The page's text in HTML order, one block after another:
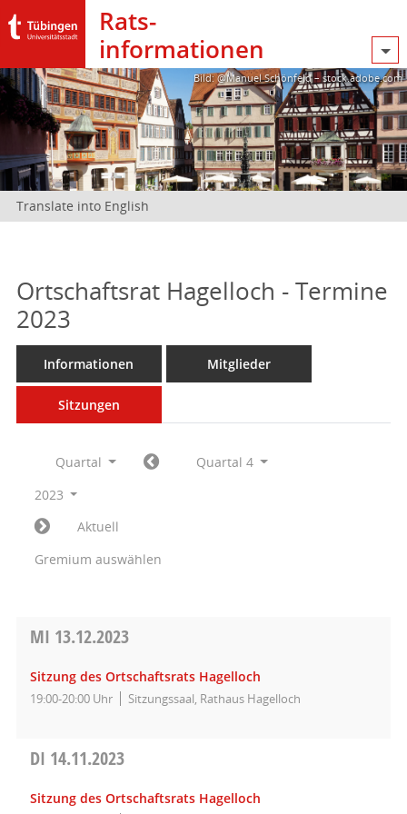
Rats­
informationen
Bild: @Manuel Schönfeld – stock.adobe.com
Translate into English
Ortschaftsrat Hagelloch - Termine
2023
Informationen Mitglieder
Sitzungen
Quartal
Quartal 4
2023
Aktuell
Gremium auswählen
MI 13.12.2023
Sitzung des Ortschaftsrats Hagelloch
19:00-20:00 Uhr Sitzungssaal, Rathaus Hagelloch
DI 14.11.2023
Sitzung des Ortschaftsrats Hagelloch